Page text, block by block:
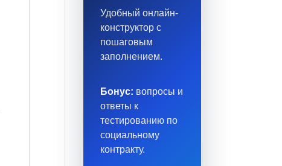
Удобный онлайн-
конструктор с
пошаговым
заполнением.
Бонус: вопросы и
ответы к
тестированию по
социальному
контракту.